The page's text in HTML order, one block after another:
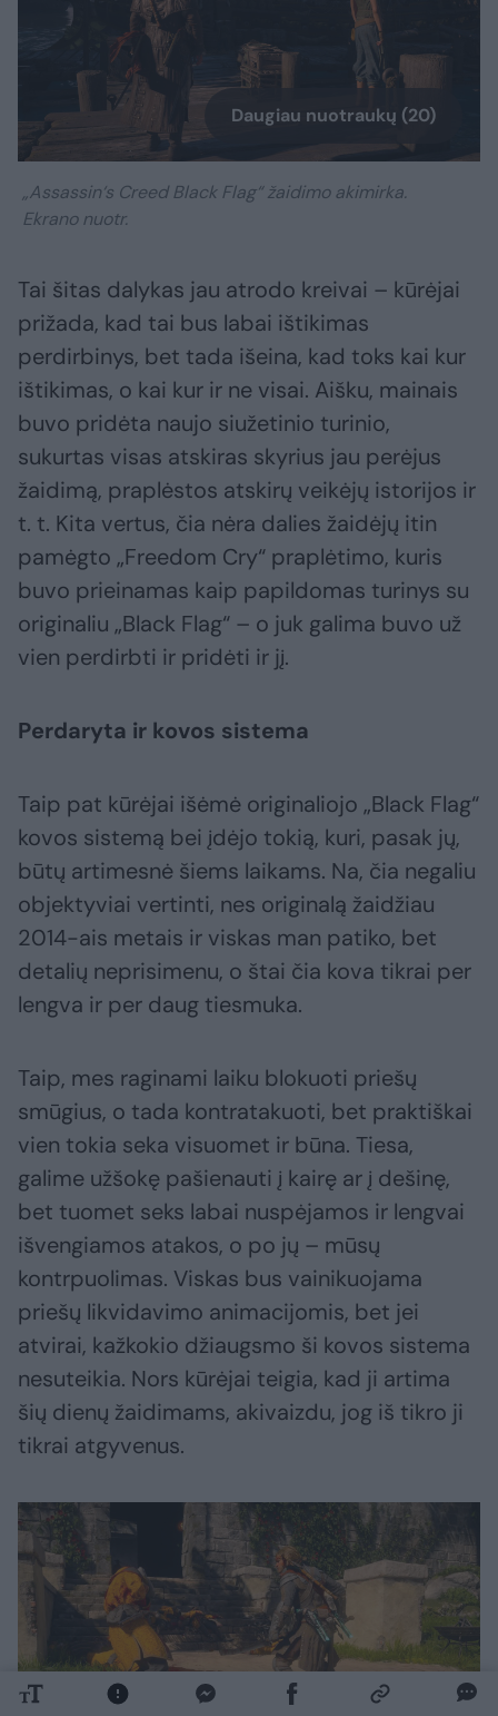
Daugiau nuotraukų (20)
„Assassin‘s Creed Black Flag“ žaidimo akimirka.
Ekrano nuotr.
Tai šitas dalykas jau atrodo kreivai – kūrėjai
prižada, kad tai bus labai ištikimas
perdirbinys, bet tada išeina, kad toks kai kur
ištikimas, o kai kur ir ne visai. Aišku, mainais
buvo pridėta naujo siužetinio turinio,
sukurtas visas atskiras skyrius jau perėjus
žaidimą, praplėstos atskirų veikėjų istorijos ir
t. t. Kita vertus, čia nėra dalies žaidėjų itin
pamėgto „Freedom Cry“ praplėtimo, kuris
buvo prieinamas kaip papildomas turinys su
originaliu „Black Flag“ – o juk galima buvo už
vien perdirbti ir pridėti ir jį.
Perdaryta ir kovos sistema
Taip pat kūrėjai išėmė originaliojo „Black Flag“
kovos sistemą bei įdėjo tokią, kuri, pasak jų,
būtų artimesnė šiems laikams. Na, čia negaliu
objektyviai vertinti, nes originalą žaidžiau
2014-ais metais ir viskas man patiko, bet
detalių neprisimenu, o štai čia kova tikrai per
lengva ir per daug tiesmuka.
Taip, mes raginami laiku blokuoti priešų
smūgius, o tada kontratakuoti, bet praktiškai
vien tokia seka visuomet ir būna. Tiesa,
galime užšokę pašienauti į kairę ar į dešinę,
bet tuomet seks labai nuspėjamos ir lengvai
išvengiamos atakos, o po jų – mūsų
kontrpuolimas. Viskas bus vainikuojama
priešų likvidavimo animacijomis, bet jei
atvirai, kažkokio džiaugsmo ši kovos sistema
nesuteikia. Nors kūrėjai teigia, kad ji artima
šių dienų žaidimams, akivaizdu, jog iš tikro ji
tikrai atgyvenus.